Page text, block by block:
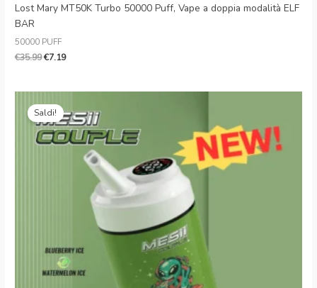
Lost Mary MT50K Turbo 50000 Puff, Vape a doppia modalità ELF
BAR
50000 PUFF
€35.99€7.19
Saldi!
prezzo
originale
era:
€26.99.
attuale
è:
€5.29.